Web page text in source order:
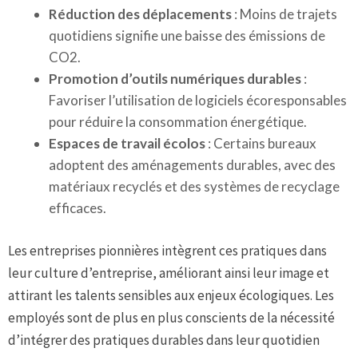
Réduction des déplacements: Moins de trajets
quotidiens signifie une baisse des émissions de
CO2.
Promotion d’outils numériques durables:
Favoriser l’utilisation de logiciels écoresponsables
pour réduire la consommation énergétique.
Espaces de travail écolos: Certains bureaux
adoptent des aménagements durables, avec des
matériaux recyclés et des systèmes de recyclage
efficaces.
Les entreprises pionnières intègrent ces pratiques dans
leur culture d’entreprise, améliorant ainsi leur image et
attirant les talents sensibles aux enjeux écologiques. Les
employés sont de plus en plus conscients de la nécessité
d’intégrer des pratiques durables dans leur quotidien